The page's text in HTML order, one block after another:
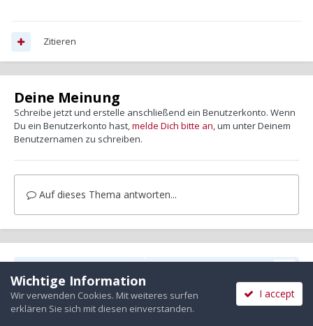
Zitieren
Deine Meinung
Schreibe jetzt und erstelle anschließend ein Benutzerkonto. Wenn
Du ein Benutzerkonto hast,melde Dich bitte an, um unter Deinem
Benutzernamen zu schreiben.
Auf dieses Thema antworten...
Wichtige Information
Wir verwenden Cookies. Mit weiteres surfen
erklären Sie sich mit diesen einverstanden.
I accept